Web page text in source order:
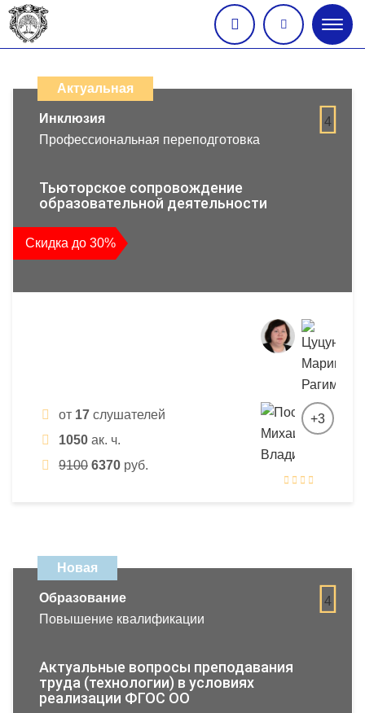
меню
дистанционных
образовательных
повышения
квалификации
и
профессиональной
Актуальная
4
Инклюзия
Профессиональная переподготовка
Тьюторское сопровождение
образовательной деятельности
Скидка до 30%
от 17 слушателей
1050 ак. ч.
9100 6370 руб.
+3
Новая
4
Образование
Повышение квалификации
Актуальные вопросы преподавания
труда (технологии) в условиях
реализации ФГОС ОО